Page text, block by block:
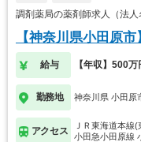
調剤薬局の薬剤師求人（法
【神奈川県小田原市
給与 【年収】500
勤務地 神奈川県 小田原
アクセス
ＪＲ東海道本線
小田急小田原線